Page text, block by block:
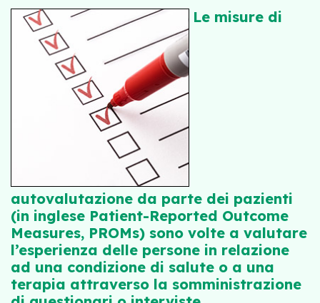
Le misure di
autovalutazione da parte dei pazienti
(in inglese Patient-Reported Outcome
Measures, PROMs) sono volte a valutare
l’esperienza delle persone in relazione
ad una condizione di salute o a una
terapia attraverso la somministrazione